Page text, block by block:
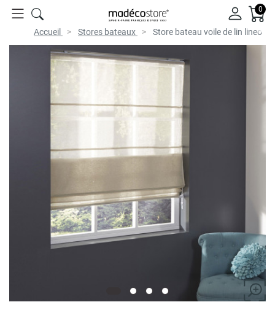
0
Accueil Stores bateaux Store bateau voile de lin lineo